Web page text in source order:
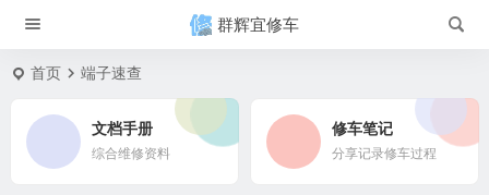
群辉宜修车
首页 端子速查
文档手册
综合维修资料
修车笔记
分享记录修车过程